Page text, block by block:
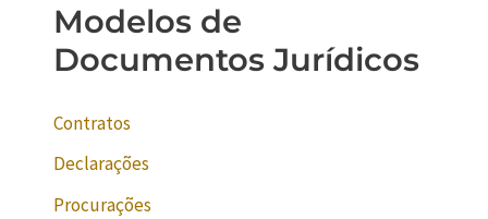
Modelos de
Documentos Jurídicos
Contratos
Declarações
Procurações